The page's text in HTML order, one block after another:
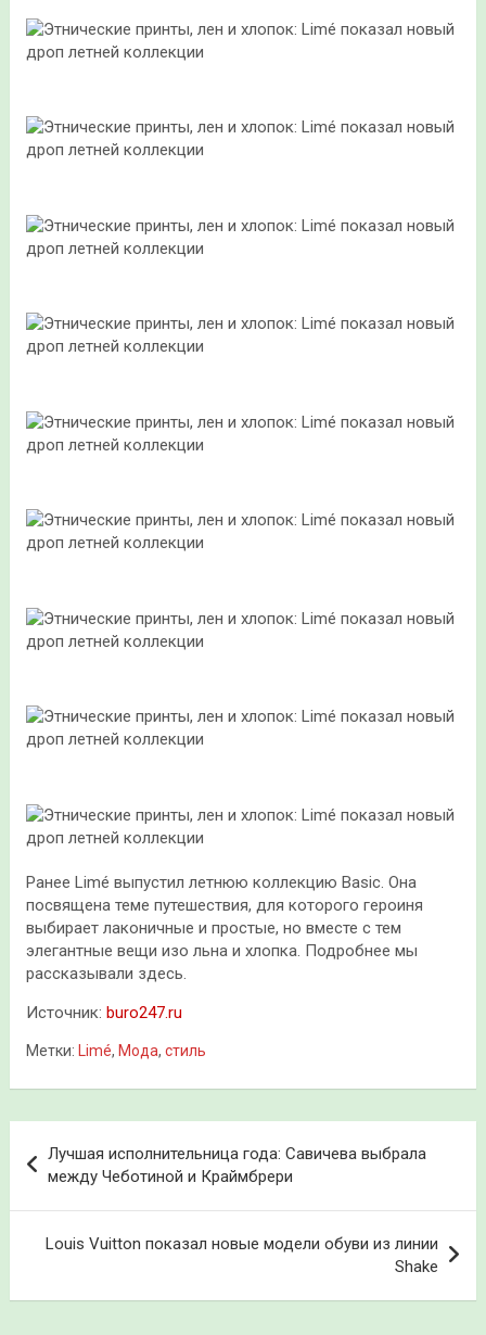
Ранее Limé выпустил летнюю коллекцию Basic. Она
посвящена теме путешествия, для которого героиня
выбирает лаконичные и простые, но вместе с тем
элегантные вещи изо льна и хлопка. Подробнее мы
рассказывали здесь.
Источник: buro247.ru
Метки: Limé, Мода, стиль
по
записям
Лучшая исполнительница года: Савичева выбрала
между Чеботиной и Краймбрери
Louis Vuitton показал новые модели обуви из линии
Shake